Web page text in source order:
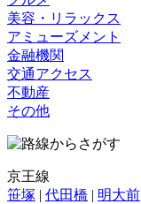
美容・リラックス
アミューズメント
金融機関
交通アクセス
不動産
その他
京王線
笹塚 | 代田橋 | 明大前